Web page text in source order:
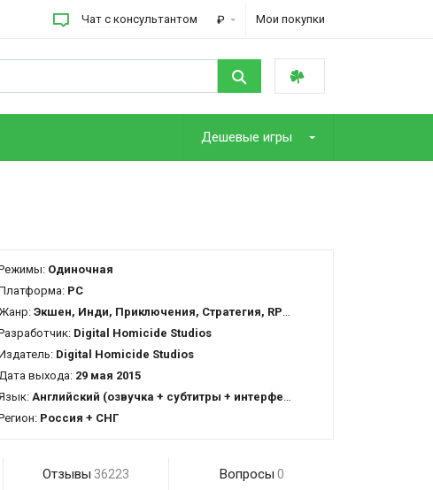
Чат с консультантом ₽ Мои покупки
Дешевые игры
Одиночная
PC
Жанр: Экшен, Инди, Приключения, Стратегия, RPG, Казуальная
Digital Homicide Studios
Digital Homicide Studios
Дата выхода: 29 мая 2015
Английский (озвучка + субтитры + интерфейс)
Россия + СНГ
Отзывы 36223 Вопросы 0